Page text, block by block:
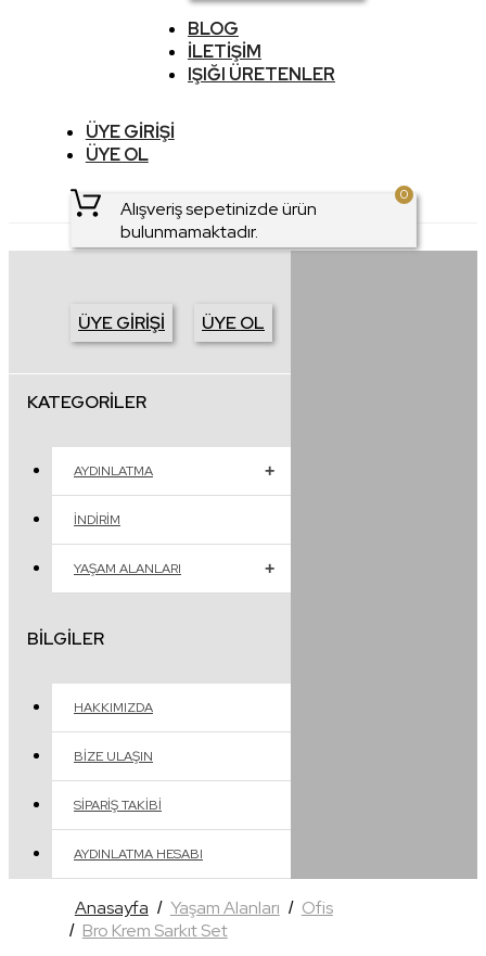
BLOG
İLETIŞIM
IŞIĞI ÜRETENLER
ÜYE GIRIŞI
ÜYE OL
0
Alışveriş sepetinizde ürün
bulunmamaktadır.
ÜYE GIRIŞI ÜYE OL
KATEGORILER
AYDINLATMA
İNDIRIM
YAŞAM ALANLARI
BILGILER
HAKKIMIZDA
BIZE ULAŞIN
SIPARIŞ TAKIBI
AYDINLATMA HESABI
Anasayfa Yaşam Alanları
Ofis
Bro Krem Sarkıt Set